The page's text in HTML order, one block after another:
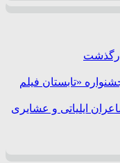
درگذشت
«تابستان فیلم
ایلیاتی و عشایری